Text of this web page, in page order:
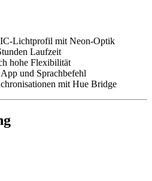
Lichtprofil mit Neon-Optik
Laufzeit
hohe Flexibilität
und Sprachbefehl
mit Hue Bridge